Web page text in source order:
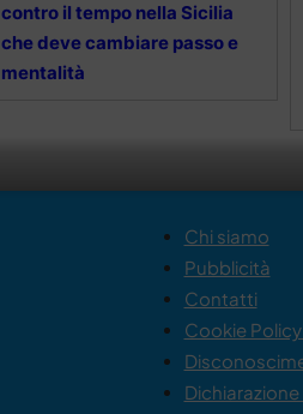
contro il tempo nella Sicilia
che deve cambiare passo e
mentalità
Chi siamo
Pubblicità
Contatti
Cookie Policy
Dichiarazione